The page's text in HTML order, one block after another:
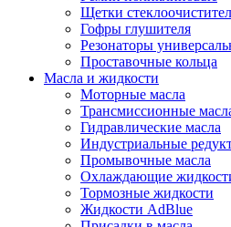
Щетки
Гофры глушителя
Резонаторы
Проставочные кольца
Масла и жидкости
Моторные масла
Трансмиссионные
Гидравлические масла
Индустриальные
Промывочные масла
Охлаждающие
Тормозные жидкости
Жидкости AdBlue